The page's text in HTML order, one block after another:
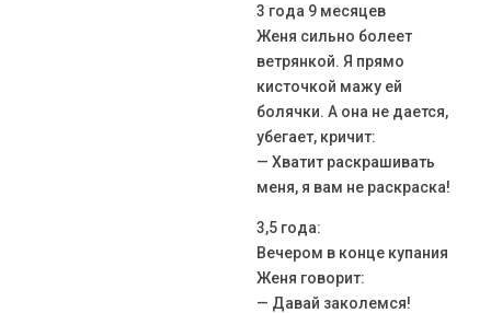
3 года 9 месяцев
Женя сильно болеет
ветрянкой. Я прямо
кисточкой мажу ей
болячки. А она не дается,
убегает, кричит:
— Хватит раскрашивать
меня, я вам не раскраска!
3,5 года:
Вечером в конце купания
Женя говорит:
— Давай заколемся!